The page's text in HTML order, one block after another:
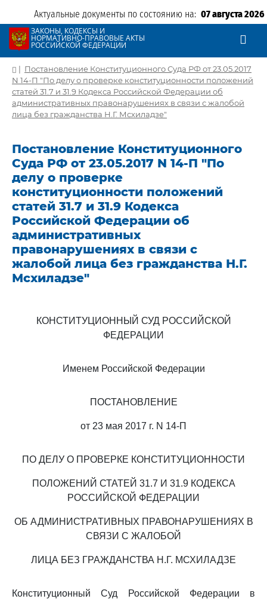
Актуальные документы по состоянию на: 07 августа 2026
ЗАКОНЫ, КОДЕКСЫ И
НОРМАТИВНО-ПРАВОВЫЕ АКТЫ
РОССИЙСКОЙ ФЕДЕРАЦИИ
| Постановление Конституционного Суда РФ от 23.05.2017
N 14-П "По делу о проверке конституционности положений
статей 31.7 и 31.9 Кодекса Российской Федерации об
административных правонарушениях в связи с жалобой
лица без гражданства Н.Г. Мсхиладзе"
Постановление Конституционного
Суда РФ от 23.05.2017 N 14-П "По
делу о проверке
конституционности положений
статей 31.7 и 31.9 Кодекса
Российской Федерации об
административных
правонарушениях в связи с
жалобой лица без гражданства Н.Г.
Мсхиладзе"
КОНСТИТУЦИОННЫЙ СУД РОССИЙСКОЙ
ФЕДЕРАЦИИ
Именем Российской Федерации
ПОСТАНОВЛЕНИЕ
от 23 мая 2017 г. N 14-П
ПО ДЕЛУ О ПРОВЕРКЕ КОНСТИТУЦИОННОСТИ
ПОЛОЖЕНИЙ СТАТЕЙ 31.7 И 31.9 КОДЕКСА
РОССИЙСКОЙ ФЕДЕРАЦИИ
ОБ АДМИНИСТРАТИВНЫХ ПРАВОНАРУШЕНИЯХ В
СВЯЗИ С ЖАЛОБОЙ
ЛИЦА БЕЗ ГРАЖДАНСТВА Н.Г. МСХИЛАДЗЕ
Конституционный Суд Российской Федерации в